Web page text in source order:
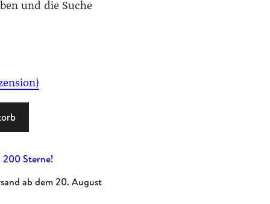
und die Suche
200 Sterne!
ab dem 20. August